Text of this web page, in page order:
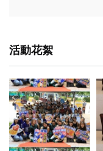
活動花絮